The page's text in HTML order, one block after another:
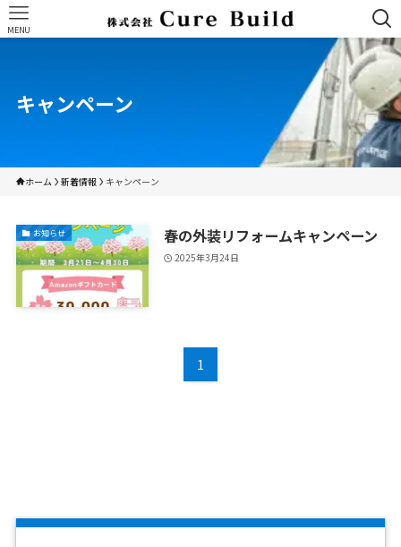
MENU
キャンペーン
ホーム 新着情報 キャンペーン
お知らせ 春の外装リフォームキャンペーン
2025年3月24日
1